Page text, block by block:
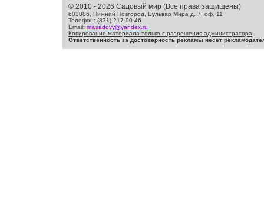
© 2010 - 2026 Садовый мир (Все права защищены)
603086, Нижний Новгород, Бульвар Мира д. 7, оф. 11
Телефон: (831) 217-00-46
Email: mir.sadovy@yandex.ru
Копирование материала только с разрешения администратора
Ответственность за достоверность рекламы несет